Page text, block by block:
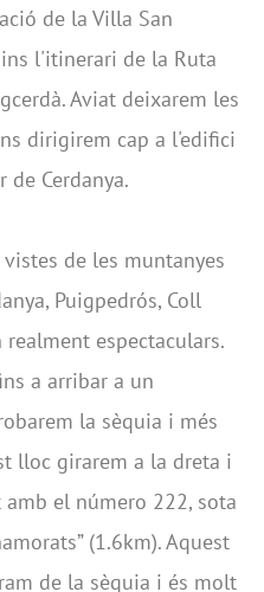
de la Villa San
l'itinerari de la Ruta
Aviat deixarem les
dirigirem cap a l'edifici
Cerdanya.
de les muntanyes
Puigpedrós, Coll
espectaculars.
a arribar a un
la sèquia i més
lloc girarem a la dreta i
el número 222, sota
(1.6km). Aquest
de la sèquia i és molt